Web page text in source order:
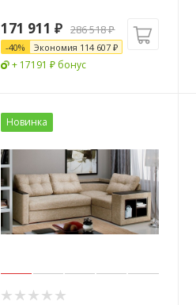
171 911 ₽ 286 518₽
-40% Экономия 114 607 ₽
+ 17191 ₽ бонус
Новинка